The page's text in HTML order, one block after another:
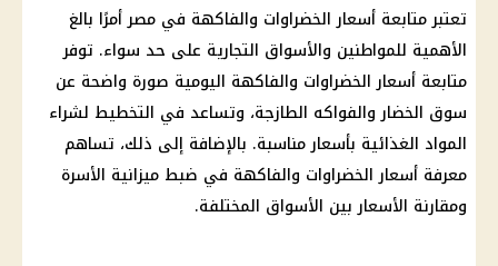
تعتبر متابعة أسعار الخضراوات والفاكهة في مصر أمرًا بالغ
الأهمية للمواطنين والأسواق التجارية على حد سواء. توفر
متابعة أسعار الخضراوات والفاكهة اليومية صورة واضحة عن
سوق الخضار والفواكه الطازجة، وتساعد في التخطيط لشراء
المواد الغذائية بأسعار مناسبة. بالإضافة إلى ذلك، تساهم
معرفة أسعار الخضراوات والفاكهة في ضبط ميزانية الأسرة
ومقارنة الأسعاربين الأسواق المختلفة.